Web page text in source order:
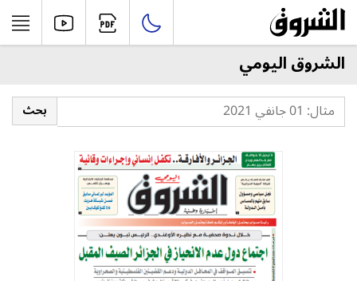
الشروق اليومي